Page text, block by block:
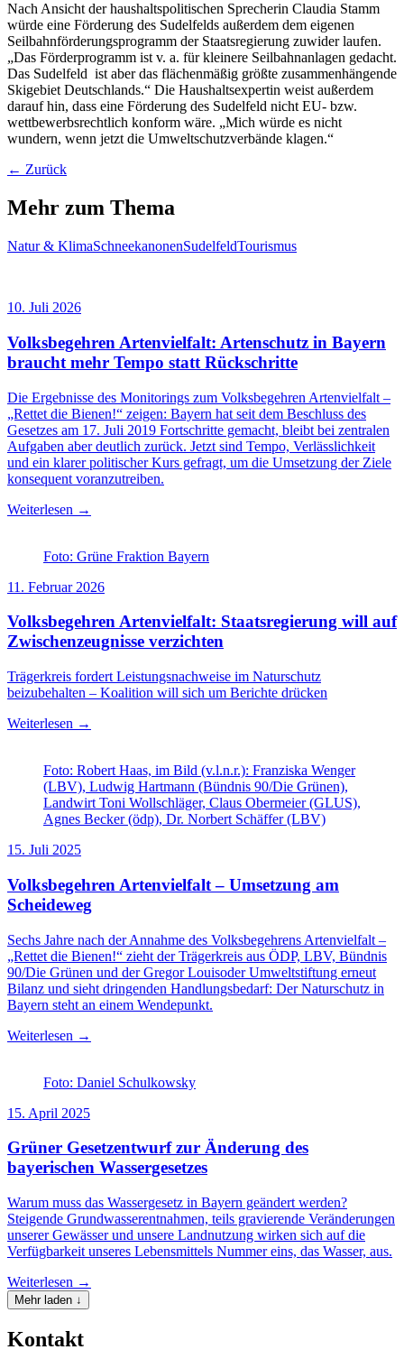
Nach Ansicht der haushaltspolitischen Sprecherin Claudia Stamm
würde eine Förderung des Sudelfelds außerdem dem eigenen
Seilbahnförderungsprogramm der Staatsregierung zuwider laufen.
„Das Förderprogramm ist v. a. für kleinere Seilbahnanlagen gedacht.
Das Sudelfeld ist aber das flächenmäßig größte zusammenhängende
Skigebiet Deutschlands.“ Die Haushaltsexpertin weist außerdem
darauf hin, dass eine Förderung des Sudelfeld nicht EU- bzw.
wettbewerbsrechtlich konform wäre. „Mich würde es nicht
wundern, wenn jetzt die Umweltschutzverbände klagen.“
← Zurück
Mehr zum Thema
Natur & KlimaSchneekanonenSudelfeldTourismus
10. Juli 2026
Volksbegehren Artenvielfalt: Artenschutz in Bayern
braucht mehr Tempo statt Rückschritte
Die Ergebnisse des Monitorings zum Volksbegehren Artenvielfalt –
„Rettet die Bienen!“ zeigen: Bayern hat seit dem Beschluss des
Gesetzes am 17. Juli 2019 Fortschritte gemacht, bleibt bei zentralen
Aufgaben aber deutlich zurück. Jetzt sind Tempo, Verlässlichkeit
und ein klarer politischer Kurs gefragt, um die Umsetzung der Ziele
konsequent voranzutreiben.
Weiterlesen →
Foto: Grüne Fraktion Bayern
11. Februar 2026
Volksbegehren Artenvielfalt: Staatsregierung will auf
Zwischenzeugnisse verzichten
Trägerkreis fordert Leistungsnachweise im Naturschutz
beizubehalten – Koalition will sich um Berichte drücken
Weiterlesen →
Foto: Robert Haas, im Bild (v.l.n.r.): Franziska Wenger
(LBV), Ludwig Hartmann (Bündnis 90/Die Grünen),
Landwirt Toni Wollschläger, Claus Obermeier (GLUS),
Agnes Becker (ödp), Dr. Norbert Schäffer (LBV)
15. Juli 2025
Volksbegehren Artenvielfalt – Umsetzung am
Scheideweg
Sechs Jahre nach der Annahme des Volksbegehrens Artenvielfalt –
„Rettet die Bienen!“ zieht der Trägerkreis aus ÖDP, LBV, Bündnis
90/Die Grünen und der Gregor Louisoder Umweltstiftung erneut
Bilanz und sieht dringenden Handlungsbedarf: Der Naturschutz in
Bayern steht an einem Wendepunkt.
Weiterlesen →
Foto: Daniel Schulkowsky
15. April 2025
Grüner Gesetzentwurf zur Änderung des
bayerischen Wassergesetzes
Warum muss das Wassergesetz in Bayern geändert werden?
Steigende Grundwasserentnahmen, teils gravierende Veränderungen
unserer Gewässer und unsere Landnutzung wirken sich auf die
Verfügbarkeit unseres Lebensmittels Nummer eins, das Wasser, aus.
Weiterlesen →
Mehr laden ↓
Kontakt